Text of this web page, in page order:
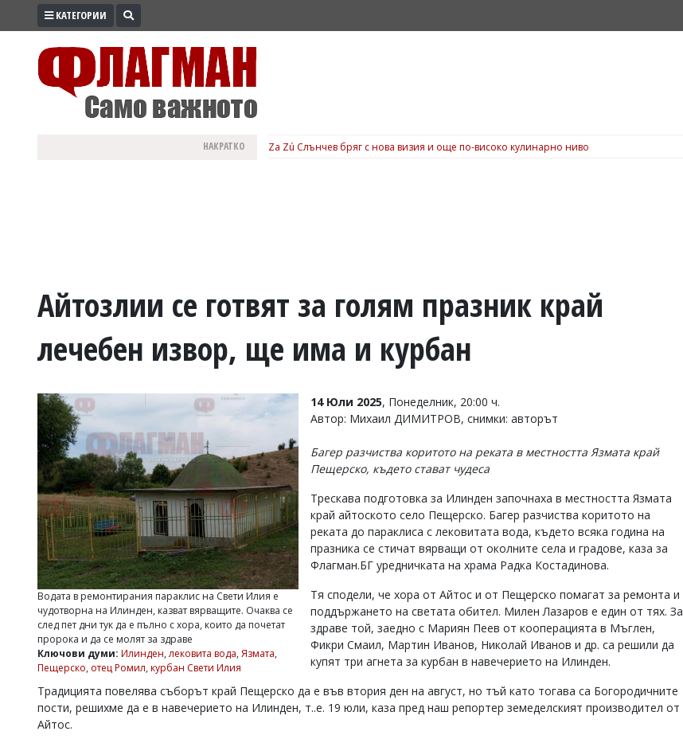
ПРОМО
ЛАЙФСТАЙЛ
ВОЙНАТА
УКРАЙНА
РАЗСЛЕДВАНЕ
БИЗНЕС
Управители:
Веселин
Василев,
v.vasilev@flagman.bg
Касабова,
k.kassabova@flagman.bg
Главен
редактор:
Колев,
office@flagman.bg
Коментарите
КАТЕГОРИИ
НАКРАТКО Za Zú Слънчев бряг с нова визия и още по-високо кулинарно ниво
Айтозлии се готвят за голям празник край
лечебен извор, ще има и курбан
Водата в ремонтирания параклис на Свети Илия е
чудотворна на Илинден, казват вярващите. Очаква се
след пет дни тук да е пълно с хора, които да почетат
пророка и да се молят за здраве
Ключови думи: Илинден, лековита вода, Язмата,
Пещерско, отец Ромил, курбан Свети Илия
14 Юли 2025, Понеделник, 20:00 ч.
Автор: Михаил ДИМИТРОВ, снимки: авторът
Багер разчиства коритото на реката в местността Язмата край
Пещерско, където стават чудеса
Трескава подготовка за Илинден започнаха в местността Язмата
край айтоското село Пещерско. Багер разчиства коритото на
реката до параклиса с лековитата вода, където всяка година на
празника се стичат вярващи от околните села и градове, каза за
Флагман.БГ уредничката на храма Радка Костадинова.
Тя сподели, че хора от Айтос и от Пещерско помагат за ремонта и
поддържането на светата обител. Милен Лазаров е един от тях. За
здраве той, заедно с Мариян Пеев от кооперацията в Мъглен,
Фикри Смаил, Мартин Иванов, Николай Иванов и др. са решили да
купят три агнета за курбан в навечерието на Илинден.
Традицията повелява съборът край Пещерско да е във втория ден на август, но тъй като тогава са Богородичните
пости, решихме да е в навечерието на Илинден, т..е. 19 юли, каза пред наш репортер земеделският производител от
Айтос.